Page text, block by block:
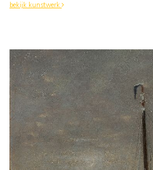
bekijk kunstwerk